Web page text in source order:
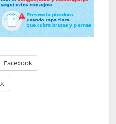
Facebook
X